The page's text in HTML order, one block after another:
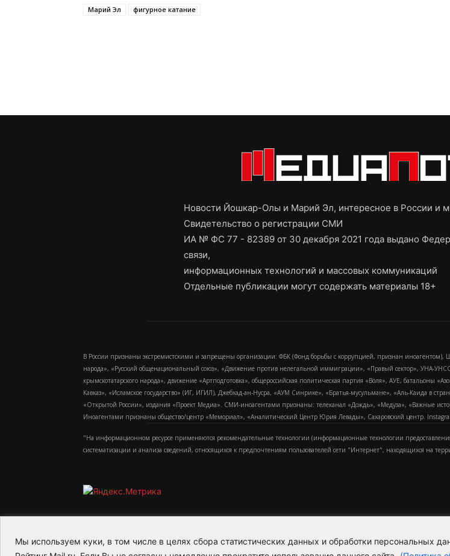
Мы используем куки, в том числе в целях сбора статистических данных и обработки персональных
Марий Эл фигурное катание
Новости Йошкар-Олы и Марий Эл, интересное в России и
Свидетельство о регистрации СМИ
ИА № ФС 77 - 82389 от 30 декабря 2021 года выдано
связи,
информационных технологий и массовых коммуникаций
Отдельные публикации могут содержать материалы 18+
В России признаны экстремистскими и запрещены организации: ФБК (Фонд борьбы с коррупцией, признан
народа», «Русский общенациональный союз», «Движение против нелегальной иммиграции», «Правый сектор», УНА-
крымскотатарского народа», движение «Артподготовка», общероссийская политическая партия «Воля», АУЕ,
Кавказ», «Исламское государство» (ИГ, ИГИЛ), Джебхад-ан-Нусра, «АУМ Синрике», «Братья-мусульмане», «Аль-Каида в
«Открытой России», издания «Проект Медиа». СМИ-иноагентами признаны: телеканал «Дождь», «Медуза», «Важные
Иноагентами признаны общество/центр «Мемориал», «Аналитический Центр Юрия Левады», Сахаровский центр.
"На информационном ресурсе применяются рекомендательные технологии (информационные технологии
систематизации и анализа сведений, относящихся к предпочтениям пользователей сети "Интернет", находящихся на
2015-2026- Информационное агентство МедиаПоток Для